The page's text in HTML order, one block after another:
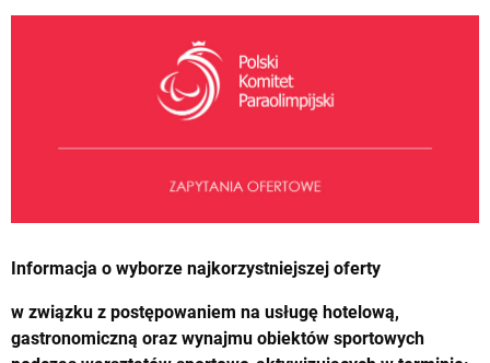
Informacja o wyborze najkorzystniejszej oferty
w związku z postępowaniem na usługę hotelową,
gastronomiczną oraz wynajmu obiektów sportowych